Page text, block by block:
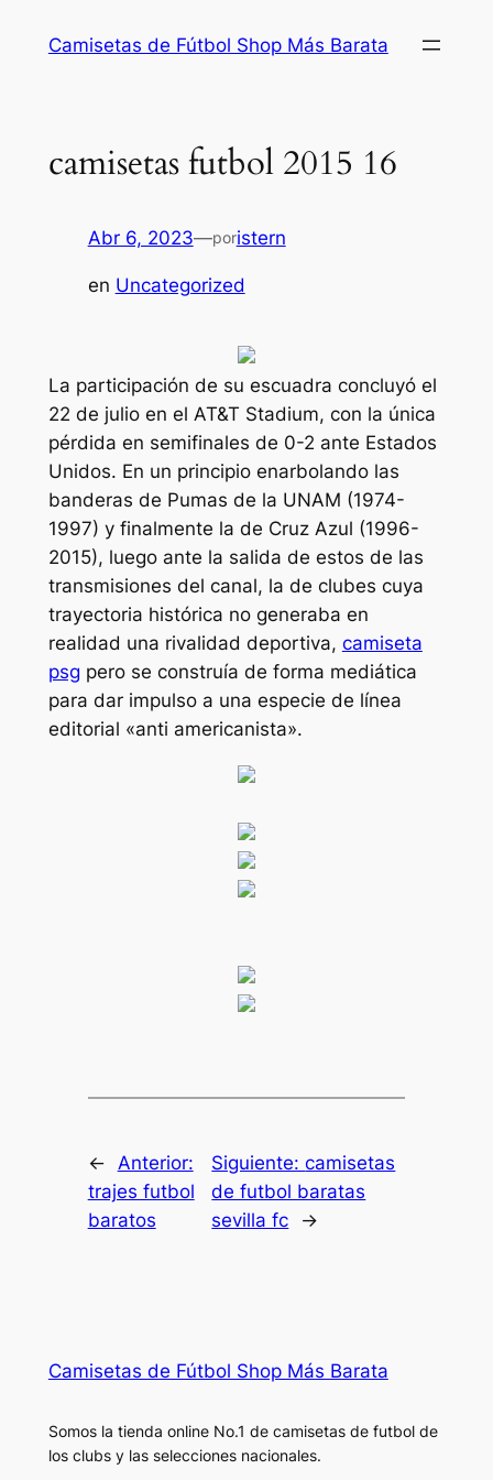
Camisetas de Fútbol Shop Más Barata
camisetas futbol 2015 16
Abr 6, 2023—poristern
en Uncategorized
La participación de su escuadra concluyó el
22 de julio en el AT&T Stadium, con la única
pérdida en semifinales de 0-2 ante Estados
Unidos. En un principio enarbolando las
banderas de Pumas de la UNAM (1974-
1997) y finalmente la de Cruz Azul (1996-
2015), luego ante la salida de estos de las
transmisiones del canal, la de clubes cuya
trayectoria histórica no generaba en
realidad una rivalidad deportiva, camiseta
psg pero se construía de forma mediática
para dar impulso a una especie de línea
editorial «anti americanista».
←
Anterior:
trajes futbol
baratos
Siguiente:camisetas
de futbol baratas
sevilla fc
→
Camisetas de Fútbol Shop Más Barata
Somos la tienda online No.1 de camisetas de futbol de
los clubs y las selecciones nacionales.